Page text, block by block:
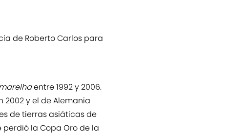
de Roberto Carlos para
entre 1992 y 2006.
2002 y el de Alemania
de tierras asiáticas de
perdió la Copa Oro de la